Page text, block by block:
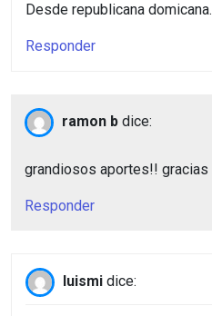
Desde republicana domicana.
Responder
ramon b dice:
grandiosos aportes!! gracias
Responder
luismi dice: